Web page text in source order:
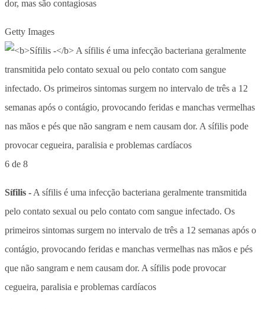
dor, mas são contagiosas
Getty Images
6 de 8
Sífilis - A sífilis é uma infecção bacteriana geralmente transmitida
pelo contato sexual ou pelo contato com sangue infectado. Os
primeiros sintomas surgem no intervalo de três a 12 semanas após o
contágio, provocando feridas e manchas vermelhas nas mãos e pés
que não sangram e nem causam dor. A sífilis pode provocar
cegueira, paralisia e problemas cardíacos